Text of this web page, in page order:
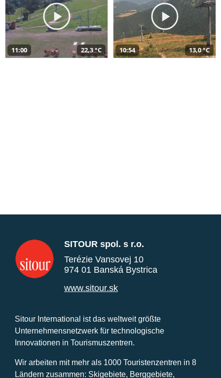
11:00 22,3 °C 10:54 13,0 °C
SITOUR spol. s r.o.
Terézie Vansovej 10
974 01 Banská Bystrica
www.sitour.sk
Sitour International ist das weltweit größte
Unternehmensnetzwerk für technologische
Innovationen in Tourismuszentren.
Wir arbeiten mit mehr als 1000 Touristenzentren in 8
Ländern zusammen: Skigebiete, Berggebiete,